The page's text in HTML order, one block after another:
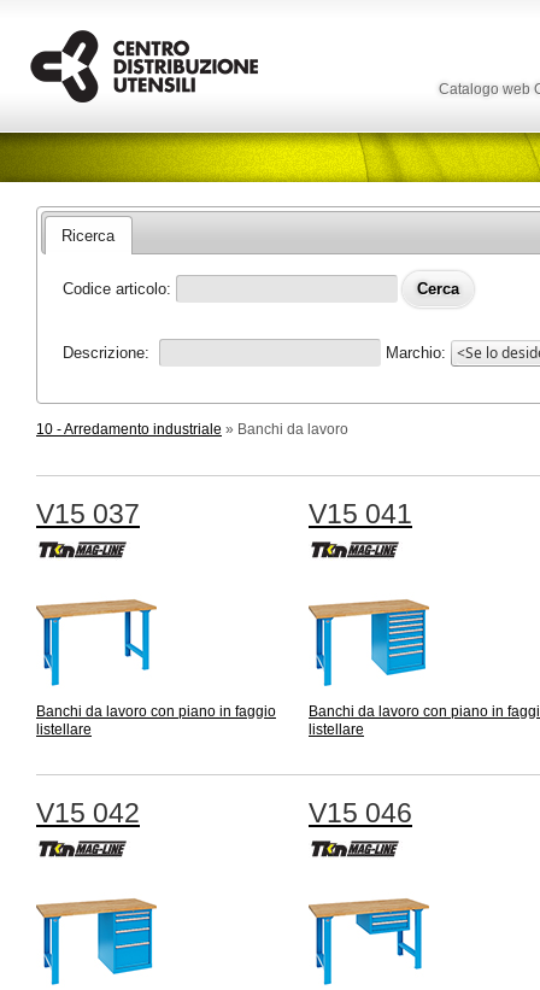
Catalogo web
Ricerca
Codice articolo:
Descrizione: Marchio:
10 - Arredamento industriale » Banchi da lavoro
V15 037
Banchi da lavoro con piano in faggio
listellare
V15 041
Banchi da lavoro con piano in
listellare
V15 042 V15 046